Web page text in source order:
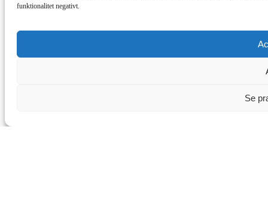
funktionalitet negativt.
Se